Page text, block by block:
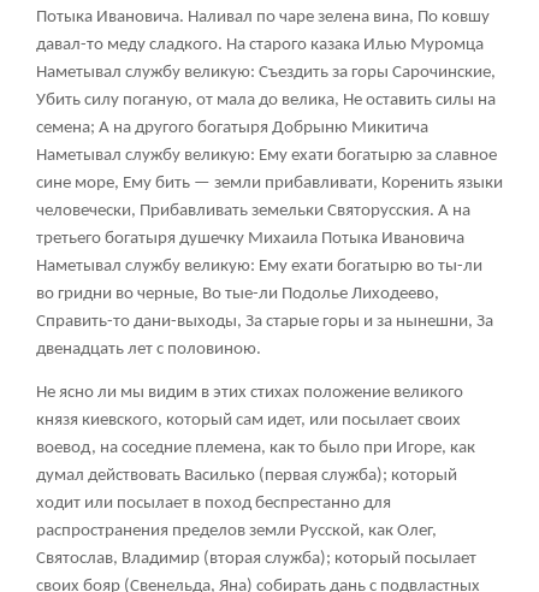
Потыка Ивановича. Наливал по чаре зелена вина, По ковшу
давал-то меду сладкого. На старого казака Илью Муромца
Наметывал службу великую: Съездить за горы Сарочинские,
Убить силу поганую, от мала до велика, Не оставить силы на
семена; А на другого богатыря Добрыню Микитича
Наметывал службу великую: Ему ехати богатырю за славное
сине море, Ему бить — земли прибавливати, Коренить языки
человечески, Прибавливать земельки Святорусския. А на
третьего богатыря душечку Михаила Потыка Ивановича
Наметывал службу великую: Ему ехати богатырю во ты-ли
во гридни во черные, Во тые-ли Подолье Лиходеево,
Справить-то дани-выходы, За старые горы и за нынешни, За
двенадцать лет с половиною.
Не ясно ли мы видим в этих стихах положение великого
князя киевского, который сам идет, или посылает своих
воевод, на соседние племена, как то было при Игоре, как
думал действовать Василько (первая служба); который
ходит или посылает в поход беспрестанно для
распространения пределов земли Русской, как Олег,
Святослав, Владимир (вторая служба); который посылает
своих бояр (Свенельда, Яна) собирать дань с подвластных